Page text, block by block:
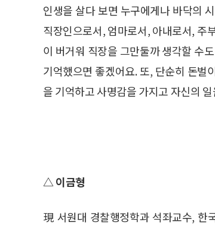
인생을 살다 보면 누구에게나 바닥의
직장인으로서, 엄마로서, 아내로서, 주
이 버거워 직장을 그만둘까 생각할 수
기억했으면 좋겠어요. 또, 단순히 돈벌
을 기억하고 사명감을 가지고 자신의
△ 이금형
現 서원대 경찰행정학과 석좌교수, 한